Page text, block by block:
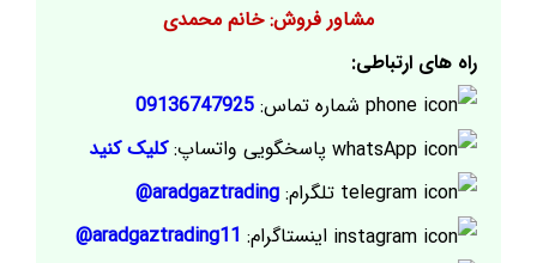
مشاور فروش: خانم محمدی
راه های ارتباطی:
شماره تماس: 09136747925
پاسخگویی واتساپ:کلیک کنید
تلگرام: aradgaztrading@
اینستاگرام: aradgaztrading11@